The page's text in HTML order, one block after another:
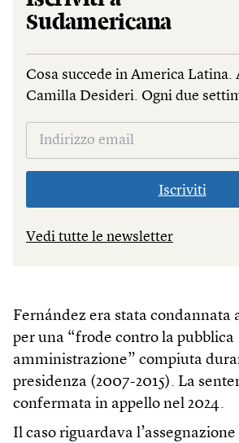
Sudamericana
Cosa succede in America Latina.
Camilla Desideri. Ogni due
Iscriviti
Vedi tutte le newsletter
Fernández era stata condannata
per una “frode contro la pubblica
amministrazione” compiuta
presidenza (2007-2015). La
confermata in appello nel 2024.
Il caso riguardava